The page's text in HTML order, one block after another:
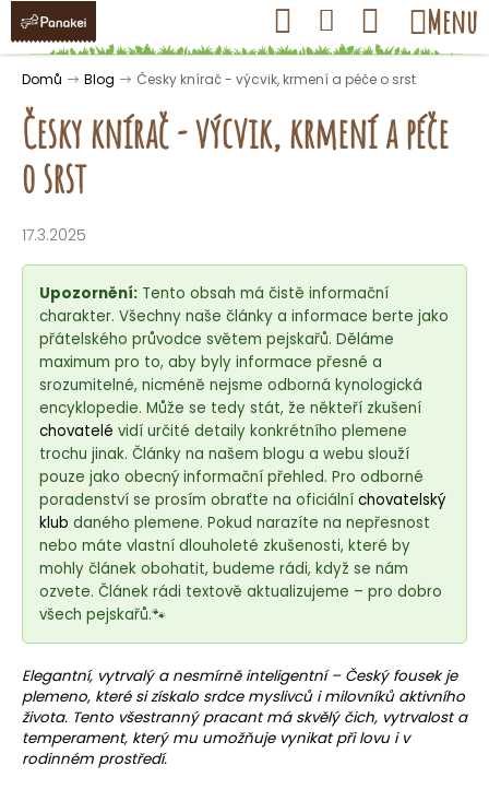
Přejít
obsah
Hledat Přihlášení
Nákupní
košík
Menu
Domů Blog Česky knírač - výcvik, krmení a péče o srst
Česky knírač - výcvik, krmení a péče
o srst
17.3.2025
Upozornění: Tento obsah má čistě informační
charakter. Všechny naše články a informace berte jako
přátelského průvodce světem pejskařů. Děláme
maximum pro to, aby byly informace přesné a
srozumitelné, nicméně nejsme odborná kynologická
encyklopedie. Může se tedy stát, že někteří zkušení
chovatelé vidí určité detaily konkrétního plemene
trochu jinak. Články na našem blogu a webu slouží
pouze jako obecný informační přehled. Pro odborné
poradenství se prosím obraťte na oficiální chovatelský
klub daného plemene. Pokud narazíte na nepřesnost
nebo máte vlastní dlouholeté zkušenosti, které by
mohly článek obohatit, budeme rádi, když se nám
ozvete. Článek rádi textově aktualizujeme – pro dobro
všech pejskařů.🐾
Elegantní, vytrvalý a nesmírně inteligentní – Český fousek je
plemeno, které si získalo srdce myslivců i milovníků aktivního
života. Tento všestranný pracant má skvělý čich, vytrvalost a
temperament, který mu umožňuje vynikat při lovu i v
rodinném prostředí.
K
o Zpět
Zpět
o
p
a
j
í
t
?